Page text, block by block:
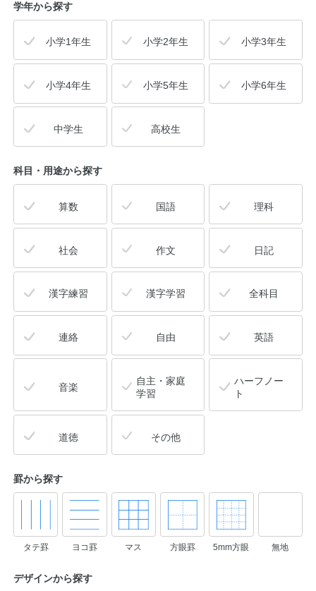
学年から探す
小学1年生 小学2年生 小学3年生
小学4年生 小学5年生 小学6年生
中学生 高校生
科目・用途から探す
算数 国語 理科
社会 作文 日記
漢字練習 漢字学習 全科目
連絡 自由 英語
音楽
自主・家庭
学習
ハーフノー
ト
道徳 その他
罫から探す
タテ罫 ヨコ罫 マス 方眼罫 5mm方眼 無地
デザインから探す